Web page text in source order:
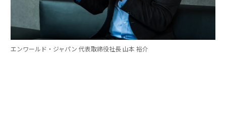
エンワールド・ジャパン 代表取締役社長 山本 裕介